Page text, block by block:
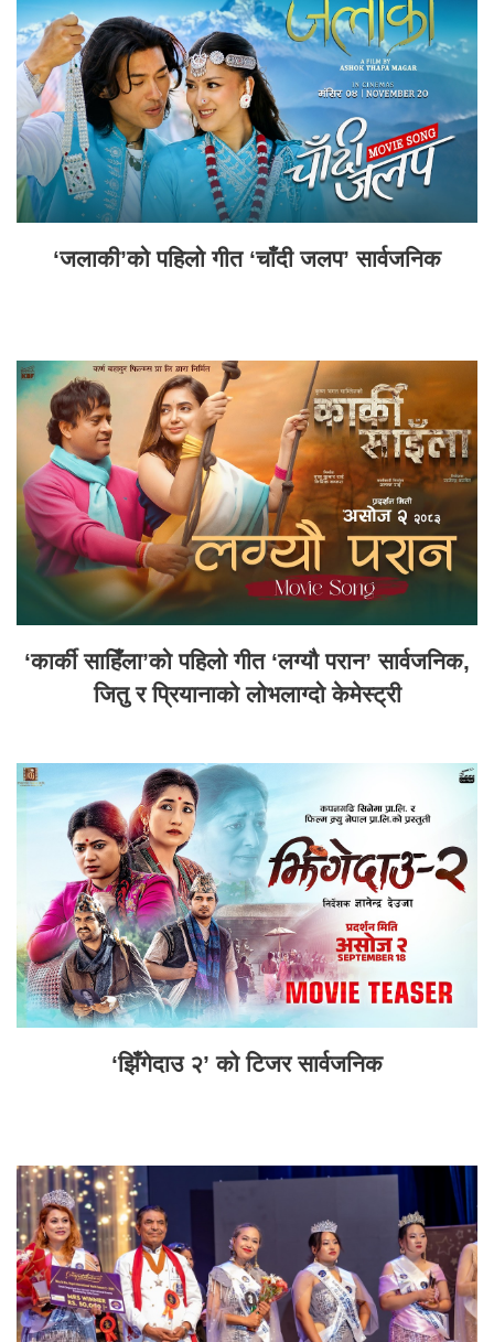
‘जलाकी’को पहिलो गीत ‘चाँदी जलप’ सार्वजनिक
‘कार्की साहिँला’को पहिलो गीत ‘लग्यौ परान’ सार्वजनिक,
जितु र प्रियानाको लोभलाग्दो केमेस्ट्री
‘झिँगेदाउ २’ को टिजर सार्वजनिक